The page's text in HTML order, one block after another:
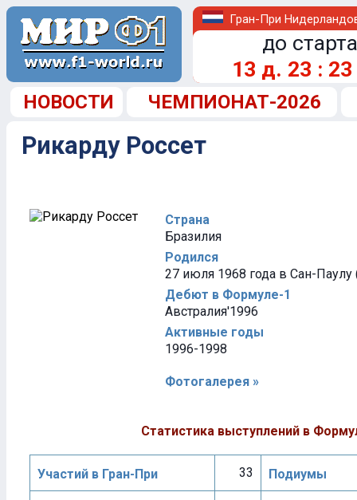
Гран-При
до
13 д. 23 : 23
НОВОСТИ ЧЕМПИОНАТ-2026
Рикарду Россет
Страна
Бразилия
Родился
27 июля 1968 года в Сан-Паулу
Дебют в Формуле-1
Австралия'1996
Активные годы
1996-1998
Фотогалерея »
Статистика выступлений в
Участий в Гран-При 33 Подиумы